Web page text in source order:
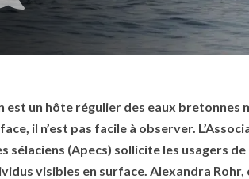
est un hôte régulier des eaux bretonnes
il n’est pas facile à observer.
sélaciens (Apecs) sollicite les usagers de
visibles en surface. Alexandra